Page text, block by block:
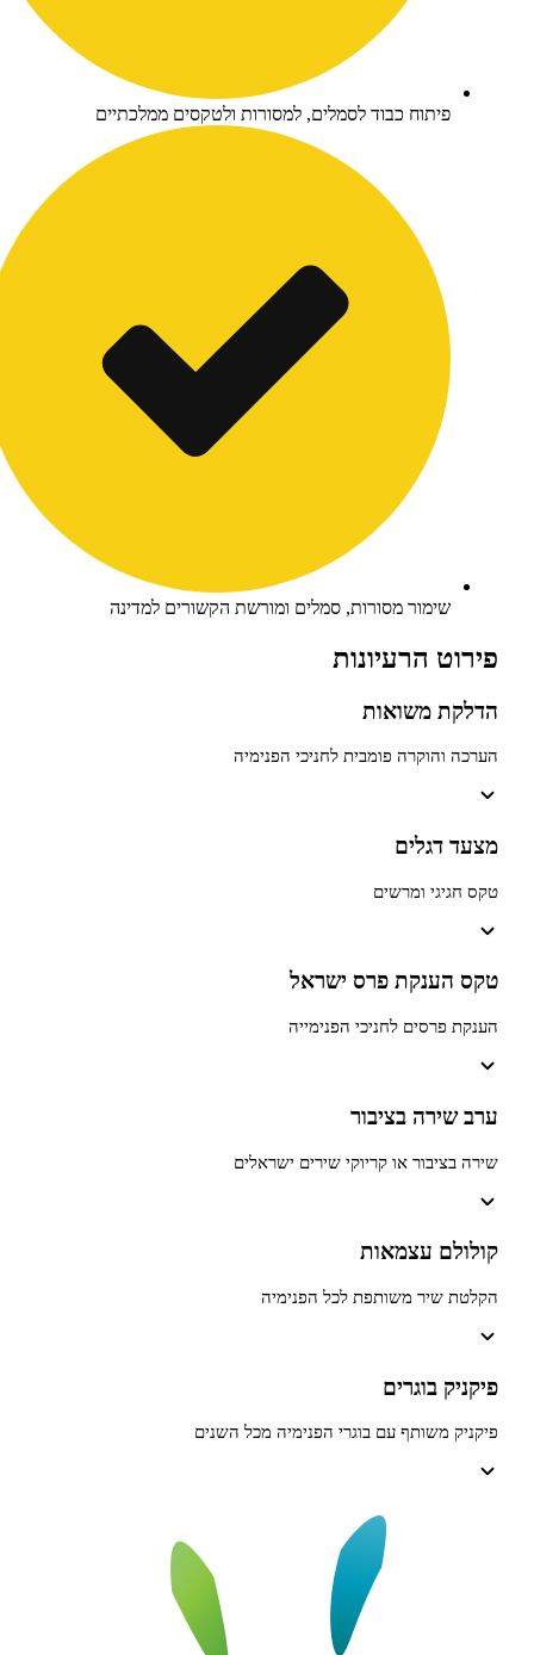
כבוד לסמלים, למסורות ולטקסים ממלכתיים
מסורות, סמלים ומורשת הקשורים למדינה
הרעיונות
משואות
פומבית לחניכי הפנימיה
ומרשים
פרס ישראל
לחניכי הפנימייה
בציבור
או קריוקי שירים ישראלים
עצמאות
משותפת לכל הפנימיה
בוגרים
משותף עם בוגרי הפנימיה מכל השנים